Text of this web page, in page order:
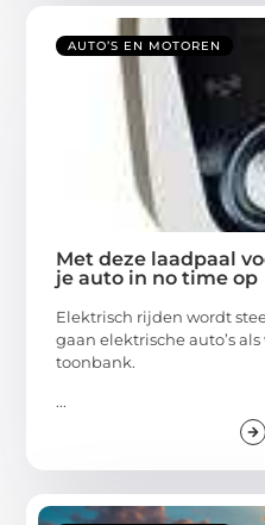
AUTO’S EN MOTOREN
Met deze laadpaal
je auto in no time op
Elektrisch rijden wordt
gaan elektrische auto’s
toonbank.
...